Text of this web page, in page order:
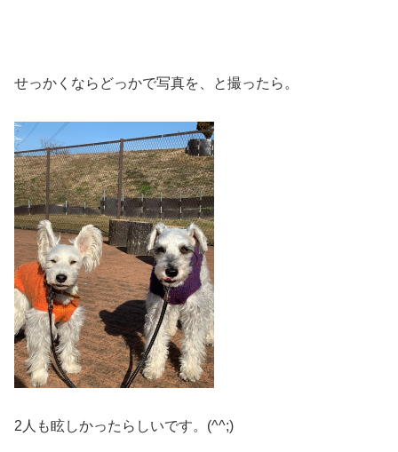
せっかくならどっかで写真を、と撮ったら。
2人も眩しかったらしいです。(^^;)